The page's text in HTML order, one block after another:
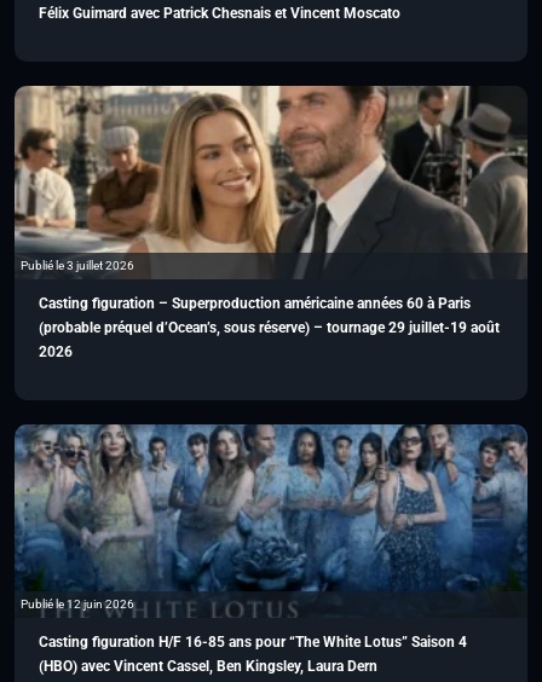
Félix Guimard avec Patrick Chesnais et Vincent Moscato
Publié le 3 juillet 2026
Casting figuration – Superproduction américaine années 60 à Paris
(probable préquel d’Ocean’s, sous réserve) – tournage 29 juillet-19 août
2026
Publié le 12 juin 2026
Casting figuration H/F 16-85 ans pour “The White Lotus” Saison 4
(HBO) avec Vincent Cassel, Ben Kingsley, Laura Dern